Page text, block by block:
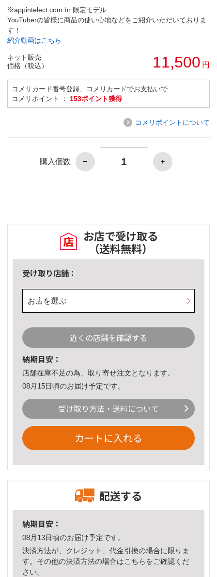
※appintelect.com.br 限定モデル
YouTuberの皆様に商品の使い心地などをご紹介いただいておりま
す！
紹介動画はこちら
ネット販売
価格（税込）
11,500 円
コメリカード番号登録、コメリカードでお支払いで
コメリポイント ： 153ポイント獲得
コメリポイントについて
購入個数
お店で受け取る
（送料無料）
受け取り店舗：
お店を選ぶ
近くの店舗を確認する
納期目安：
店舗在庫不足の為、取り寄せ注文となります。
08月15日頃のお届け予定です。
受け取り方法・送料について
カートに入れる
配送する
納期目安：
08月13日頃のお届け予定です。
決済方法が、クレジット、代金引換の場合に限りま
す。その他の決済方法の場合はこちら をご確認くだ
さい。